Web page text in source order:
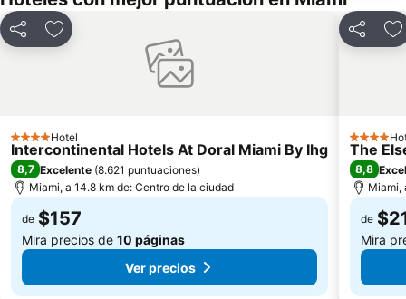
CompartirAgregar a favoritos
4 Estrellas
Hotel
Intercontinental Hotels At Doral Miami By Ihg
8,7 Excelente (8.621 puntuaciones)
Miami, a 14.8 km de: Centro de la ciudad
de $157
Mira precios de 10 páginas
Ver precios
4
The
8,8
Miami,
de
Mira